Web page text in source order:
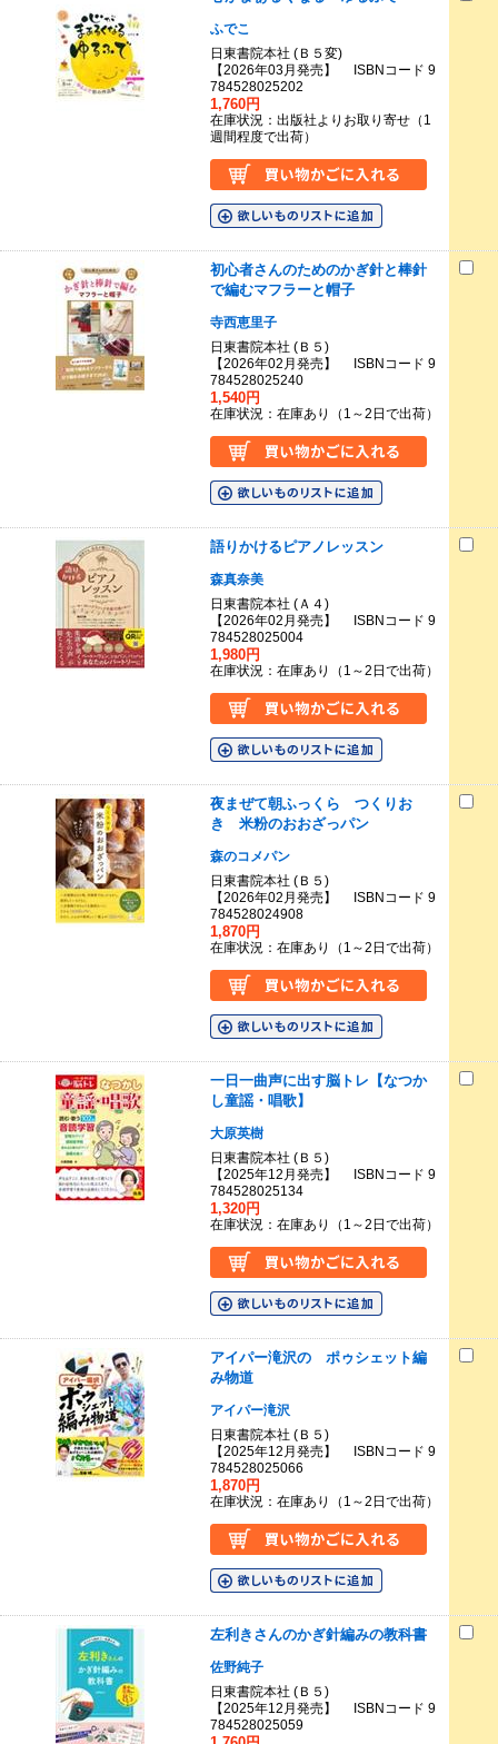
ふでこ
日東書院本社 (Ｂ５変)
【2026年03月発売】 ISBNコード 9
784528025202
1,760円
在庫状況：出版社よりお取り寄せ（1
週間程度で出荷）
初心者さんのためのかぎ針と棒針
で編むマフラーと帽子
寺西恵里子
日東書院本社 (Ｂ５)
【2026年02月発売】 ISBNコード 9
784528025240
1,540円
在庫状況：在庫あり（1～2日で出荷）
語りかけるピアノレッスン
森真奈美
日東書院本社 (Ａ４)
【2026年02月発売】 ISBNコード 9
784528025004
1,980円
在庫状況：在庫あり（1～2日で出荷）
夜まぜて朝ふっくら つくりお
き 米粉のおおざっパン
森のコメパン
日東書院本社 (Ｂ５)
【2026年02月発売】 ISBNコード 9
784528024908
1,870円
在庫状況：在庫あり（1～2日で出荷）
一日一曲声に出す脳トレ【なつか
し童謡・唱歌】
大原英樹
日東書院本社 (Ｂ５)
【2025年12月発売】 ISBNコード 9
784528025134
1,320円
在庫状況：在庫あり（1～2日で出荷）
アイパー滝沢の ポゥシェット編
み物道
アイパー滝沢
日東書院本社 (Ｂ５)
【2025年12月発売】 ISBNコード 9
784528025066
1,870円
在庫状況：在庫あり（1～2日で出荷）
左利きさんのかぎ針編みの教科書
佐野純子
日東書院本社 (Ｂ５)
【2025年12月発売】 ISBNコード 9
784528025059